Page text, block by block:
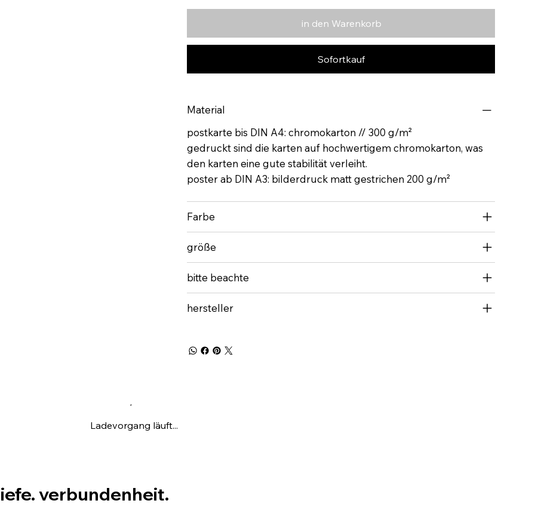
in den Warenkorb
Sofortkauf
Material
postkarte bis DIN A4: chromokarton // 300 g/m²
gedruckt sind die karten auf hochwertigem chromokarton, was
den karten eine gute stabilität verleiht.
poster ab DIN A3: bilderdruck matt gestrichen 200 g/m²
Farbe
größe
bitte beachte
hersteller
Ladevorgang läuft...
verbundenheit.